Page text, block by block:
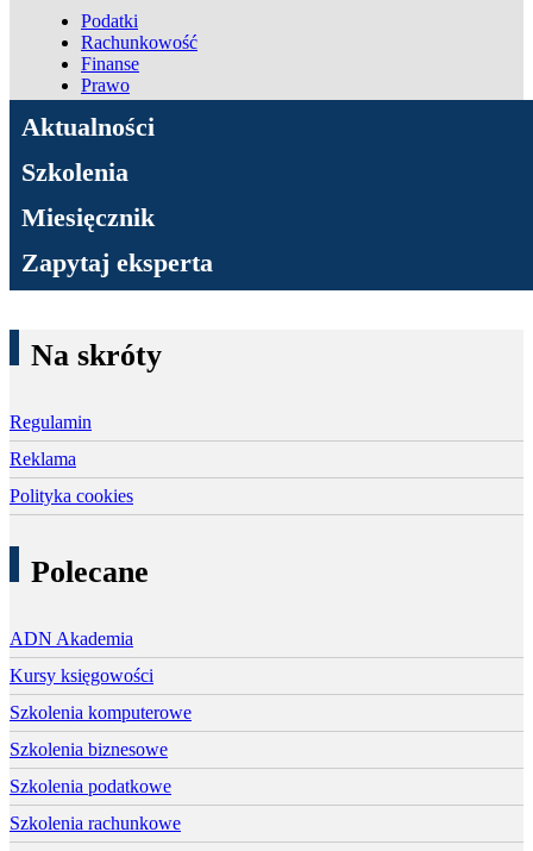
Podatki
Rachunkowość
Finanse
Prawo
ADN Podatki
Aktualności
Szkolenia
Miesięcznik
Zapytaj eksperta
Na skróty
Regulamin
Reklama
Polityka cookies
Polecane
ADN Akademia
Kursy księgowości
Szkolenia komputerowe
Szkolenia biznesowe
Szkolenia podatkowe
Szkolenia rachunkowe